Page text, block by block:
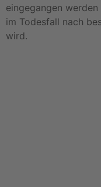
eingegangen
im Todesfall nach
wird.